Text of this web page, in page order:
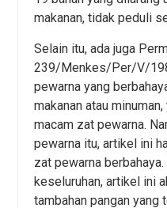
makanan, tidak peduli
Selain itu, ada juga
239/Menkes/Per/V/
pewarna yang
makanan atau
macam zat pewarna.
pewarna itu, artikel ini
zat pewarna
keseluruhan, artikel ini
tambahan pangan yang